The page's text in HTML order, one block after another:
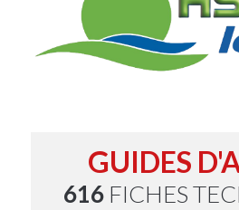
GUIDES
616 FICHES